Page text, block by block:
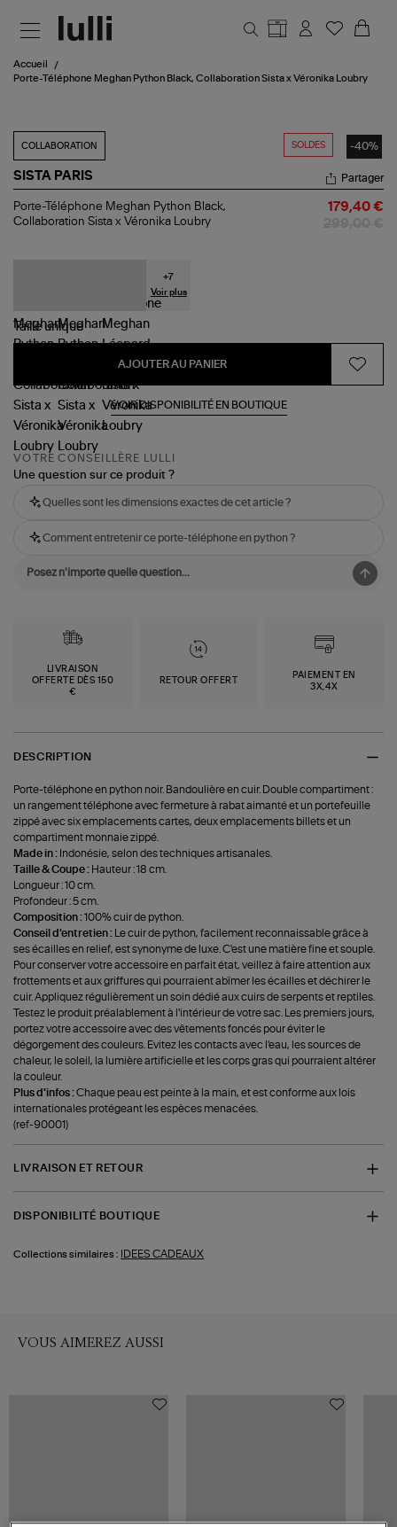
Accueil
Porte-Téléphone Meghan Python Black, Collaboration Sista x Véronika Loubry
SOLDES -40%
COLLABORATION
SISTA PARIS
Porte-
Téléphone
Véronika
Loubry
Partager
Porte-Téléphone Meghan Python Black,
Collaboration Sista x Véronika Loubry
179,40 €
+7
Voir plus
Tailleunique
AJOUTER AU PANIER
VOIR DISPONIBILITÉ EN BOUTIQUE
VOTRE CONSEILLÈRE LULLI
Une question sur ce produit ?
Quelles sont les dimensions exactes de cet article ?
Comment entretenir ce porte-téléphone en python ?
LIVRAISON
OFFERTE DÈS 150
€
RETOUR OFFERT
PAIEMENT EN
3X,4X
DESCRIPTION
Porte-téléphone en python noir. Bandoulière en cuir. Double compartiment :
un rangement téléphone avec fermeture à rabat aimanté et un portefeuille
zippé avec six emplacements cartes, deux emplacements billets et un
compartiment monnaie zippé.
Made in : Indonésie, selon des techniques artisanales.
Taille & Coupe : Hauteur : 18 cm.
Longueur : 10 cm.
Profondeur : 5 cm.
Composition :100% cuir de python.
Conseil d'entretien :
Le cuir de python, facilement reconnaissable grâce à
ses écailles en relief, est synonyme de luxe. C'est une matière fine et souple.
Pour conserver votre accessoire en parfait état, veillez à faire attention aux
frottements et aux griffures qui pourraient abîmer les écailles et déchirer le
cuir. Appliquez régulièrement un soin dédié aux cuirs de serpents et reptiles.
Testez le produit préalablement à l'intérieur de votre sac. Les premiers jours,
portez votre accessoire avec des vêtements foncés pour éviter le
dégorgement des couleurs. Evitez les contacts avec l'eau, les sources de
chaleur, le soleil, la lumière artificielle et les corps gras qui pourraient altérer
la couleur.
Plus d'infos :Chaque peau est peinte à la main, et est conforme aux lois
internationales protégeant les espèces menacées.
(ref-90001)
LIVRAISON ET RETOUR
DISPONIBILITÉ BOUTIQUE
Collections similaires : IDEES CADEAUX
VOUS AIMEREZ AUSSI